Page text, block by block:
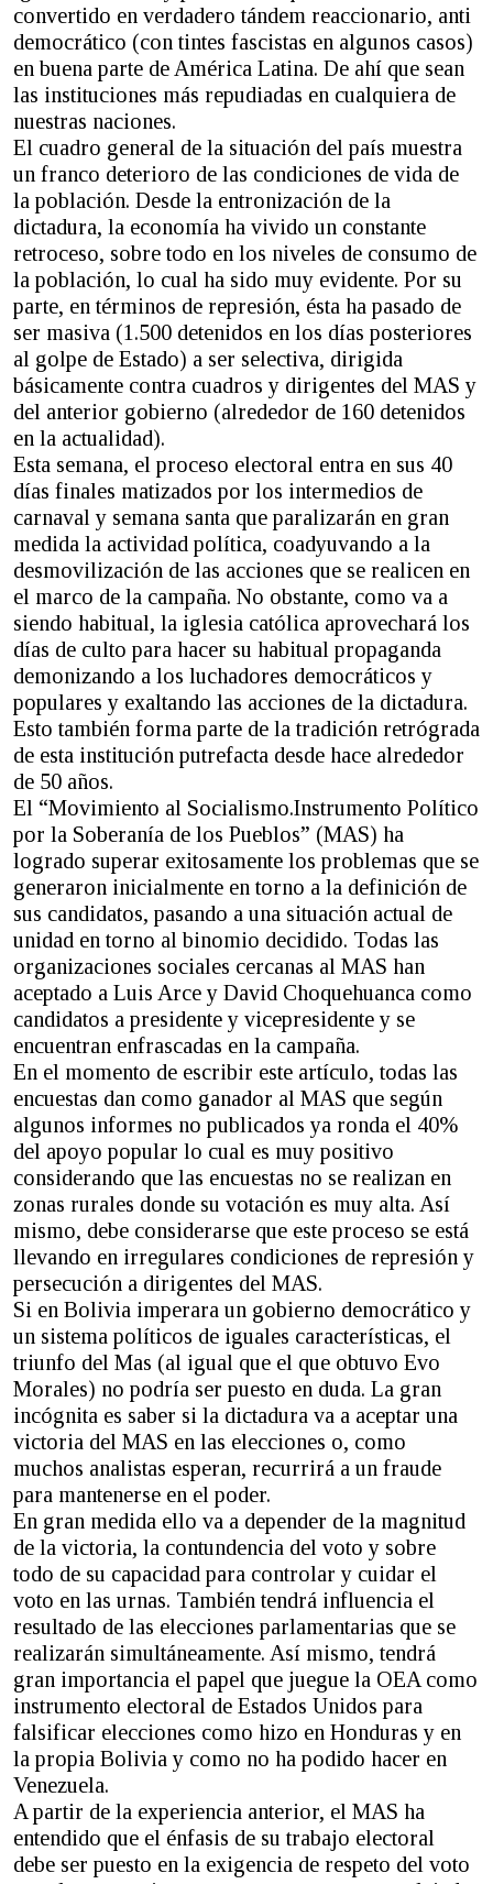
convertido en verdadero tándem reaccionario, anti
democrático (con tintes fascistas en algunos casos)
en buena parte de América Latina. De ahí que sean
las instituciones más repudiadas en cualquiera de
nuestras naciones.
El cuadro general de la situación del país muestra
un franco deterioro de las condiciones de vida de
la población. Desde la entronización de la
dictadura, la economía ha vivido un constante
retroceso, sobre todo en los niveles de consumo de
la población, lo cual ha sido muy evidente. Por su
parte, en términos de represión, ésta ha pasado de
ser masiva (1.500 detenidos en los días posteriores
al golpe de Estado) a ser selectiva, dirigida
básicamente contra cuadros y dirigentes del MAS y
del anterior gobierno (alrededor de 160 detenidos
en la actualidad).
Esta semana, el proceso electoral entra en sus 40
días finales matizados por los intermedios de
carnaval y semana santa que paralizarán en gran
medida la actividad política, coadyuvando a la
desmovilización de las acciones que se realicen en
el marco de la campaña. No obstante, como va a
siendo habitual, la iglesia católica aprovechará los
días de culto para hacer su habitual propaganda
demonizando a los luchadores democráticos y
populares y exaltando las acciones de la dictadura.
Esto también forma parte de la tradición retrógrada
de esta institución putrefacta desde hace alrededor
de 50 años.
El “Movimiento al Socialismo.Instrumento Político
por la Soberanía de los Pueblos” (MAS) ha
logrado superar exitosamente los problemas que se
generaron inicialmente en torno a la definición de
sus candidatos, pasando a una situación actual de
unidad en torno al binomio decidido. Todas las
organizaciones sociales cercanas al MAS han
aceptado a Luis Arce y David Choquehuanca como
candidatos a presidente y vicepresidente y se
encuentran enfrascadas en la campaña.
En el momento de escribir este artículo, todas las
encuestas dan como ganador al MAS que según
algunos informes no publicados ya ronda el 40%
del apoyo popular lo cual es muy positivo
considerando que las encuestas no se realizan en
zonas rurales donde su votación es muy alta. Así
mismo, debe considerarse que este proceso se está
llevando en irregulares condiciones de represión y
persecución a dirigentes del MAS.
Si en Bolivia imperara un gobierno democrático y
un sistema políticos de iguales características, el
triunfo del Mas (al igual que el que obtuvo Evo
Morales) no podría ser puesto en duda. La gran
incógnita es saber si la dictadura va a aceptar una
victoria del MAS en las elecciones o, como
muchos analistas esperan, recurrirá a un fraude
para mantenerse en el poder.
En gran medida ello va a depender de la magnitud
de la victoria, la contundencia del voto y sobre
todo de su capacidad para controlar y cuidar el
voto en las urnas. También tendrá influencia el
resultado de las elecciones parlamentarias que se
realizarán simultáneamente. Así mismo, tendrá
gran importancia el papel que juegue la OEA como
instrumento electoral de Estados Unidos para
falsificar elecciones como hizo en Honduras y en
la propia Bolivia y como no ha podido hacer en
Venezuela.
A partir de la experiencia anterior, el MAS ha
entendido que el énfasis de su trabajo electoral
debe ser puesto en la exigencia de respeto del voto